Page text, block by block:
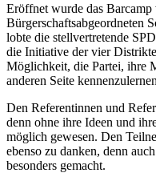
Eröffnet wurde das
Bürgerschaftsabgeordneten
lobte die stellvertretende
die Initiative der vier
Möglichkeit, die Partei, ihre
anderen Seite
Den Referentinnen und
denn ohne ihre Ideen und
möglich gewesen. Den
ebenso zu danken, denn
besonders gemacht.